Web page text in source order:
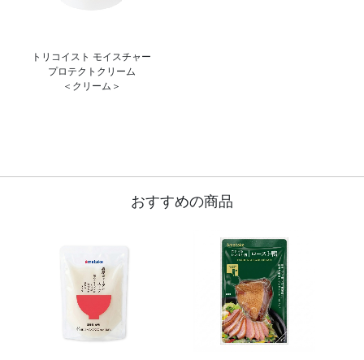
トリコイスト モイスチャー
プロテクトクリーム
＜クリーム＞
おすすめの商品